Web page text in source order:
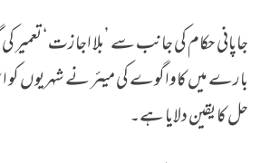
جاپانی حکام کی جانب سے ’بلا اجازت‘ تعمیر
بارے میں کاواگوے کی میئر نے شہریوں
حل کا یقین دلایا ہے۔